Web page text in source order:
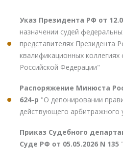
Указ Президента РФ от
назначении судей
представителях Президента
квалификационных коллегиях
Российской Федерации"
Распоряжение Минюста
624-р "О депонировании
действующего арбитражного
Приказ Судебного
Суде РФ от 05.05.2026 N 135